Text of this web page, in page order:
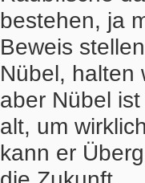
bestehen, ja
Beweis
Nübel, halten
aber Nübel
alt, um
kann er